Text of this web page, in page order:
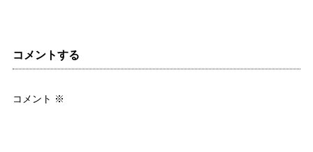
コメントする
コメント ※